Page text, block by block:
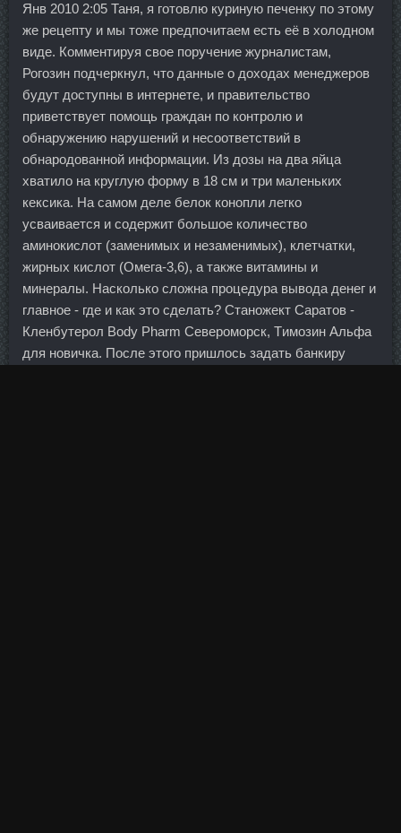
Янв 2010 2:05 Таня, я готовлю куриную печенку по этому
же рецепту и мы тоже предпочитаем есть её в холодном
виде. Комментируя свое поручение журналистам,
Рогозин подчеркнул, что данные о доходах менеджеров
будут доступны в интернете, и правительство
приветствует помощь граждан по контролю и
обнаружению нарушений и несоответствий в
обнародованной информации. Из дозы на два яйца
хватило на круглую форму в 18 см и три маленьких
кексика. На самом деле белок конопли легко
усваивается и содержит большое количество
аминокислот (заменимых и незаменимых), клетчатки,
жирных кислот (Омега-3,6), а также витамины и
минералы. Насколько сложна процедура вывода денег и
главное - где и как это сделать? Станожект Саратов -
Кленбутерол Body Pharm Североморск, Tимозин Альфа
для новичка. После этого пришлось задать банкиру